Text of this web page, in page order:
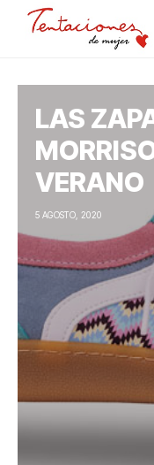
LAS
VERANO
5 AGOSTO, 2020